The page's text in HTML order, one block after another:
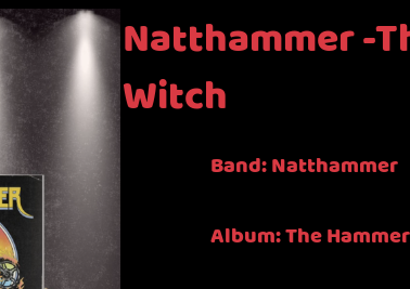
Natthammer -
Witch
Band: Natthammer
Album: The